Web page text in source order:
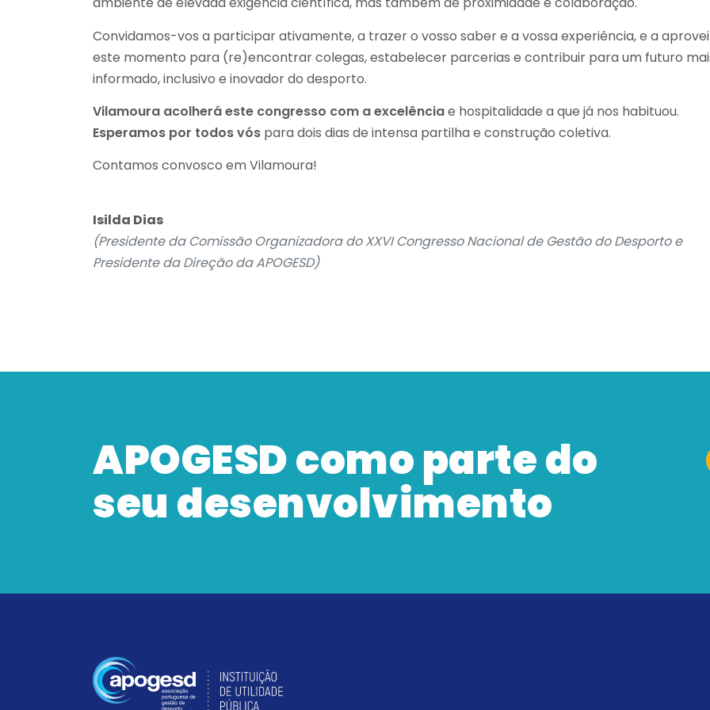
Convidamos-vos a participar ativamente, a trazer o vosso saber e a vossa experiência, e a
este momento para (re)encontrar colegas, estabelecer parcerias e contribuir para um futuro
informado, inclusivo e inovador do desporto.
Vilamoura acolherá este congresso com a excelênciae hospitalidade a que já nos habituou.
Esperamos por todos vós para dois dias de intensa partilha e construção coletiva.
Contamos convosco em Vilamoura!
Isilda Dias
(Presidente da Comissão Organizadora do XXVI Congresso Nacional de Gestão do Desporto e
Presidente da Direção da APOGESD)
APOGESD como parte do
seu desenvolvimento